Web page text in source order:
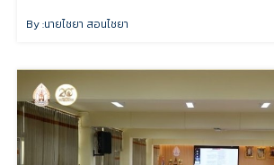
By :นายไชยา สอนไชยา